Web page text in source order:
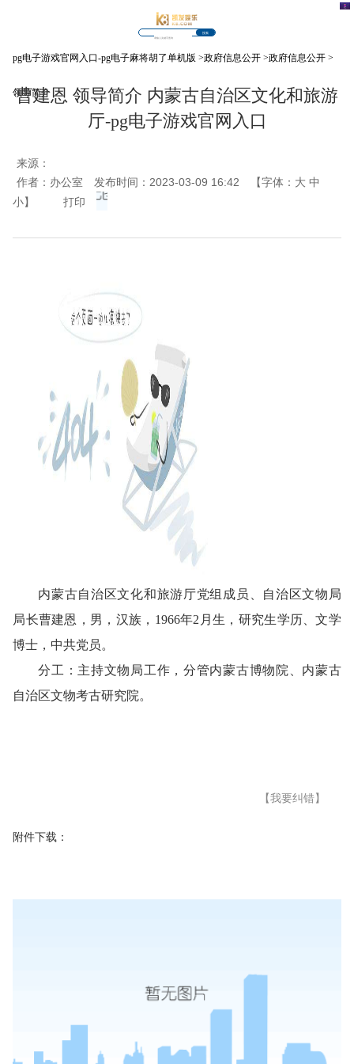
搜索
pg电子游戏官网入口-pg电子麻将胡了单机版 >政府信息公开 >政府信息公开 >
领导简介
曹建恩 领导简介 内蒙古自治区文化和旅游
厅-pg电子游戏官网入口
来源：
作者：办公室
发布时间：2023-03-09 16:42 【字体： 大 中
小】 打印
内蒙古自治区文化和旅游厅党组成员、自治区文物局
局长曹建恩，男，汉族，1966年2月生，研究生学历、文学
博士，中共党员。
分工： 主持文物局工作，分管内蒙古博物院、内蒙古
自治区文物考古研究院。
【我要纠错】
附件下载：